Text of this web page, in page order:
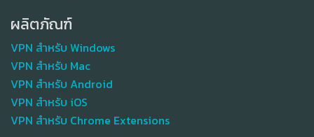
ผลิตภัณฑ์
VPN สำหรับ Windows
VPN สำหรับ Mac
VPN สำหรับ Android
VPN สำหรับ iOS
VPN สำหรับ Chrome Extensions